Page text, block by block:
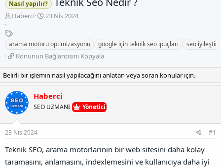
Nasıl yapılır?
K
n
b
u
y
u
b
a
ş
l
a
t
a
Haberci
B
l
a
n
g
ı
ç
t
a
i
23 Nis 2024
E
t
i
e
t
l
e
r
arama motoru optimizasyonu google için teknik seo ipuçları seo
K
n
u
n
u
n
ğ
a
n
Konunun Bağlantısını Kopyala
Belirli bir işlemin nasıl yapılacağını anlatan veya soran konular için.
Haberci
SEO UZMANI Yönetici
23 Nis 2024 #1
Teknik SEO, arama motorlarının bir web sitesini daha kolay
taramasını, anlamasını, indexlemesini ve kullanıcıya daha iyi